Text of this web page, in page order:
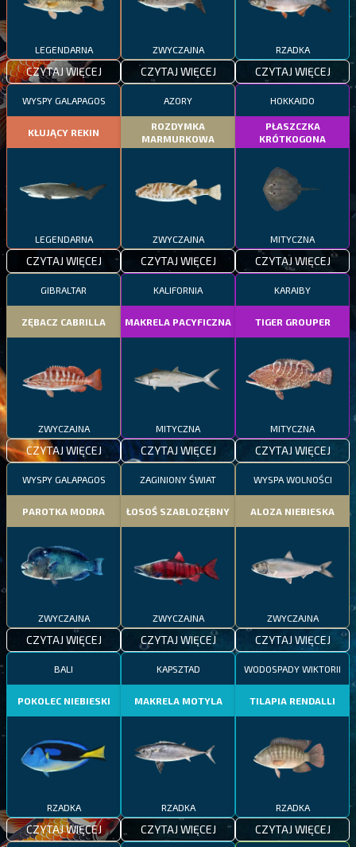
LEGENDARNA
CZYTAJ WIĘCEJ
ZWYCZAJNA
CZYTAJ WIĘCEJ
RZADKA
CZYTAJ WIĘCEJ
WYSPY GALAPAGOS
KŁUJĄCY REKIN
LEGENDARNA
CZYTAJ WIĘCEJ
AZORY
ROZDYMKA
MARMURKOWA
ZWYCZAJNA
CZYTAJ WIĘCEJ
HOKKAIDO
PŁASZCZKA
KRÓTKOGONA
MITYCZNA
CZYTAJ WIĘCEJ
GIBRALTAR
ZĘBACZ CABRILLA
ZWYCZAJNA
CZYTAJ WIĘCEJ
KALIFORNIA
MAKRELA PACYFICZNA
MITYCZNA
CZYTAJ WIĘCEJ
KARAIBY
TIGER GROUPER
MITYCZNA
CZYTAJ WIĘCEJ
WYSPY GALAPAGOS
PAROTKA MODRA
ZWYCZAJNA
CZYTAJ WIĘCEJ
ZAGINIONY ŚWIAT
ŁOSOŚ SZABLOZĘBNY
ZWYCZAJNA
CZYTAJ WIĘCEJ
WYSPA WOLNOŚCI
ALOZA NIEBIESKA
ZWYCZAJNA
CZYTAJ WIĘCEJ
BALI
POKOLEC NIEBIESKI
RZADKA
CZYTAJ WIĘCEJ
KAPSZTAD
MAKRELA MOTYLA
RZADKA
CZYTAJ WIĘCEJ
WODOSPADY WIKTORII
TILAPIA RENDALLI
RZADKA
CZYTAJ WIĘCEJ